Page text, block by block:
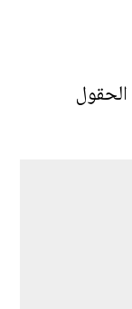
الحقول